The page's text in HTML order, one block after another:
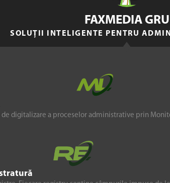
digitalizare a proceselor administrative prin
FAXMEDIA
SOLUȚII INTELIGENTE PENTRU